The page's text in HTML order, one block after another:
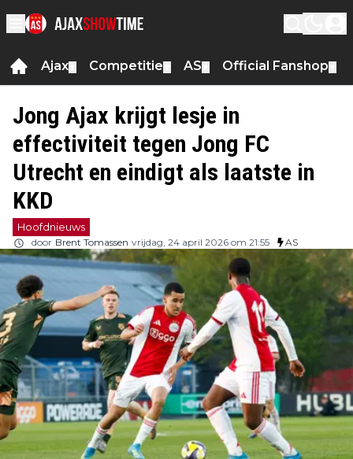
Ajax Competitie AS Official Fanshop
Jong Ajax krijgt lesje in
effectiviteit tegen Jong FC
Utrecht en eindigt als laatste in
KKD
Hoofdnieuws
door Brent Tomassen vrijdag, 24 april 2026 om 21:55 AS